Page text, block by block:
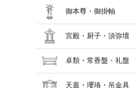
御本尊・御掛軸
宮殿・厨子・須弥壇
卓類・常香盤・礼盤
天蓋・瓔珞・吊金具